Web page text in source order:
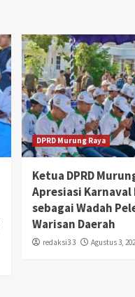
DPRD Murung Raya
Ketua DPRD
Apresiasi Karnaval
sebagai Wadah
Warisan Daerah
redaksi3 3 Agustus 3,